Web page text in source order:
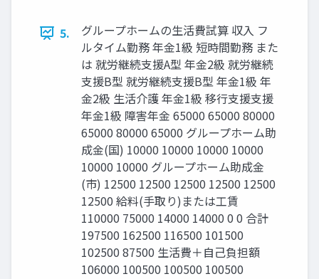
5.
グループホームの生活費試算 収入 フ
ルタイム勤務 年金1級 短時間勤務 また
は 就労継続支援A型 年金2級 就労継続
支援B型 就労継続支援B型 年金1級 年
金2級 生活介護 年金1級 移行支援支援
年金1級 障害年金 65000 65000 80000
65000 80000 65000 グループホーム助
成金(国) 10000 10000 10000 10000
10000 10000 グループホーム助成金
(市) 12500 12500 12500 12500 12500
12500 給料(手取り)または工賃
110000 75000 14000 14000 0 0 合計
197500 162500 116500 101500
102500 87500 生活費＋自己負担額
106000 100500 100500 100500